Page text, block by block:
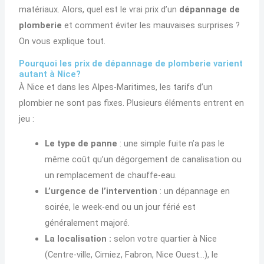
matériaux. Alors, quel est le vrai prix d’un dépannage de
plomberie et comment éviter les mauvaises surprises ?
On vous explique tout.
Pourquoi les prix de dépannage de plomberie varient
autant à Nice?
À Nice et dans les Alpes-Maritimes, les tarifs d’un
plombier ne sont pas fixes. Plusieurs éléments entrent en
jeu :
Le type de panne : une simple fuite n’a pas le
même coût qu’un dégorgement de canalisation ou
un remplacement de chauffe-eau.
L’urgence de l’intervention : un dépannage en
soirée, le week-end ou un jour férié est
généralement majoré.
La localisation : selon votre quartier à Nice
(Centre-ville, Cimiez, Fabron, Nice Ouest…), le